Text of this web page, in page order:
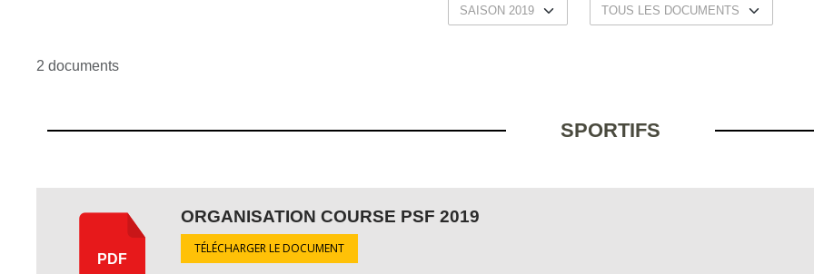
2 documents
SPORTIFS
PDF
ORGANISATION COURSE PSF 2019
TÉLÉCHARGER LE DOCUMENT